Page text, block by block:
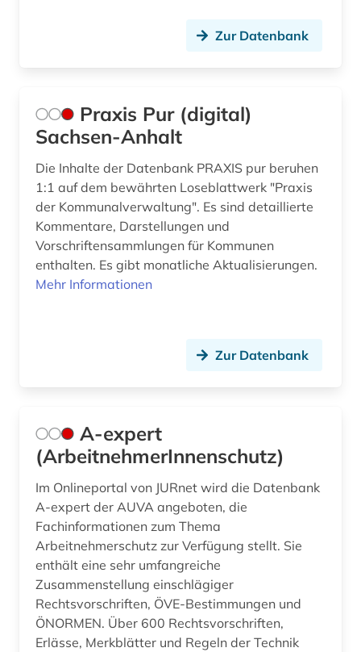
antike (1)
antitrustrecht (1)
antrag (1)
antragsschrift (1)
anwalt (2)
anwaltspraxis (1)
arabistik (2)
arbeiterbewegung (1)
arbeitgeberverband (1)
arbeitnehmerschutz (2)
arbeitnehmervertretung (1)
arbeitsbedingungen (1)
Kanada (6)
Korea (2)
Liechtenstein (3)
Litauen (1)
Malta (1)
Mecklenburg-Vorpommern (2)
Mittelamerika (4)
Oesterreich (47)
Osmanisches Reich (1)
Ostasien (4)
Osteuropa (3)
Polen (2)
Zur Datenbank
Praxis Pur (digital)
Sachsen-Anhalt
Die Inhalte der Datenbank PRAXIS pur beruhen
1:1 auf dem bewährten Loseblattwerk "Praxis
der Kommunalverwaltung". Es sind detaillierte
Kommentare, Darstellungen und
Vorschriftensammlungen für Kommunen
enthalten. Es gibt monatliche Aktualisierungen.
Mehr Informationen
Zur Datenbank
A-expert
(ArbeitnehmerInnenschutz)
Im Onlineportal von JURnet wird die Datenbank
A-expert der AUVA angeboten, die
Fachinformationen zum Thema
Arbeitnehmerschutz zur Verfügung stellt. Sie
enthält eine sehr umfangreiche
Zusammenstellung einschlägiger
Rechtsvorschriften, ÖVE-Bestimmungen und
ÖNORMEN. Über 600 Rechtsvorschriften,
Erlässe, Merkblätter und Regeln der Technik